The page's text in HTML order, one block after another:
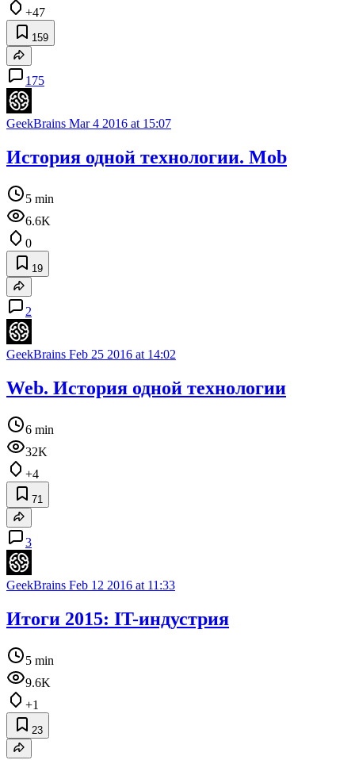
+47
159
175
GeekBrains Mar 4 2016 at 15:07
История одной технологии. Mob
5 min
6.6K
0
19
2
GeekBrains Feb 25 2016 at 14:02
Web. История одной технологии
6 min
32K
+4
71
3
GeekBrains Feb 12 2016 at 11:33
Итоги 2015: IT-индустрия
5 min
9.6K
+1
23